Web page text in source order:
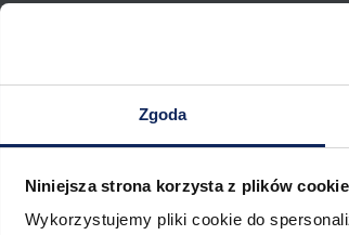
Zgoda
Niniejsza strona korzysta z plików cookie
Wykorzystujemy pliki cookie do